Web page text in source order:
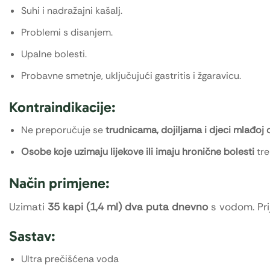
Suhi i nadražajni kašalj.
Problemi s disanjem.
Upalne bolesti.
Probavne smetnje, uključujući gastritis i žgaravicu.
Kontraindikacije:
Ne preporučuje setrudnicama, dojiljama i djeci mlađoj
Osobe koje uzimaju lijekove ili imaju hronične bolesti
Način primjene:
Uzimati 35 kapi (1,4 ml) dva puta dnevno s vodom.
Sastav:
Ultra prečišćena voda